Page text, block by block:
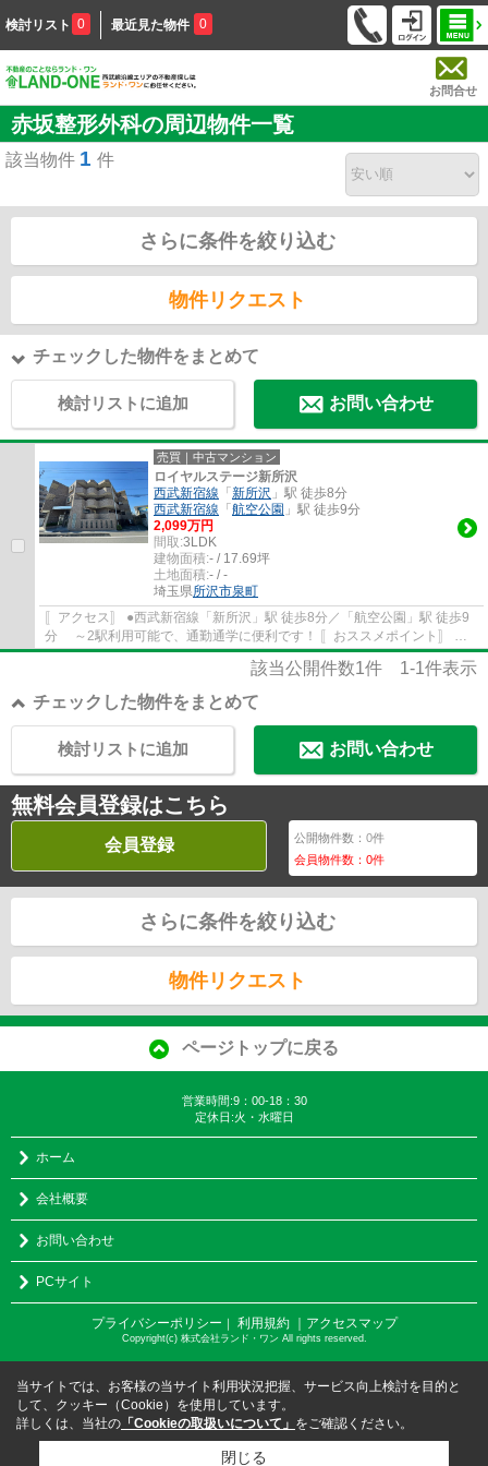
検討リスト 0 最近見た物件 0
お問合せ
赤坂整形外科の周辺物件一覧
該当物件 1 件
さらに条件を絞り込む
物件リクエスト
チェックした物件をまとめて
検討リストに追加 お問い合わせ
売買｜中古マンション
ロイヤルステージ新所沢
西武新宿線 「 新所沢 」駅 徒歩8分
西武新宿線 「 航空公園 」駅 徒歩9分
2,099万円
間取:3LDK
建物面積:- / 17.69坪
土地面積:- / -
埼玉県所沢市泉町
〚アクセス〛 ●西武新宿線「新所沢」駅 徒歩8分／「航空公園」駅 徒歩9
分 ～2駅利用可能で、通勤通学に便利です！ 〚おススメポイント〛 ●
新規リノベーション物件(2026年2月完了...
該当公開件数1件 1-1件表示
チェックした物件をまとめて
お問い合わせ
検討リストに追加
無料会員登録はこちら
会員登録 公開物件数：0件
会員物件数：0件
さらに条件を絞り込む
物件リクエスト
ページトップに戻る
営業時間:9：00-18：30
定休日:火・水曜日
ホーム
会社概要
お問い合わせ
PCサイト
プライバシーポリシー 利用規約 ｜アクセスマップ
Copyright(c) 株式会社ランド・ワン All rights reserved.
当サイトでは、お客様の当サイト利用状況把握、サービス向上検討を目的と
して、クッキー（Cookie）を使用しています。
詳しくは、当社の 「Cookieの取扱いについて」 をご確認ください。
閉じる